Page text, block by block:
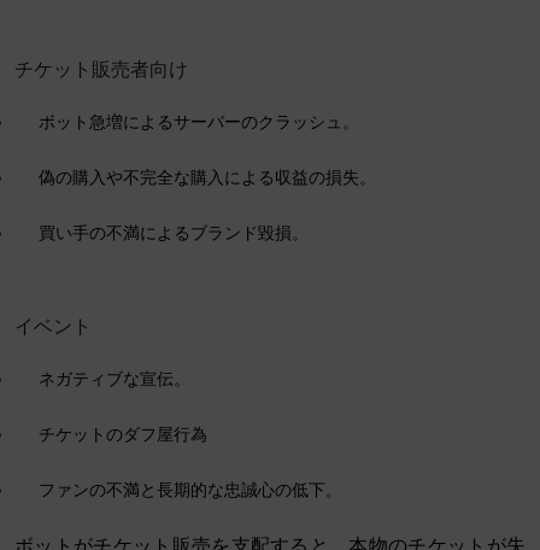
チケット販売者向け
ボット急増によるサーバーのクラッシュ。
偽の購入や不完全な購入による収益の損失。
買い手の不満によるブランド毀損。
イベント
ネガティブな宣伝。
チケットのダフ屋行為
ファンの不満と長期的な忠誠心の低下。